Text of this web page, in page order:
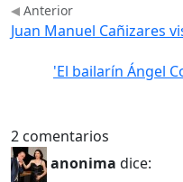
Anterior
Juan Manuel Cañizares
'El bailarín Ángel
2 comentarios
anonima dice: